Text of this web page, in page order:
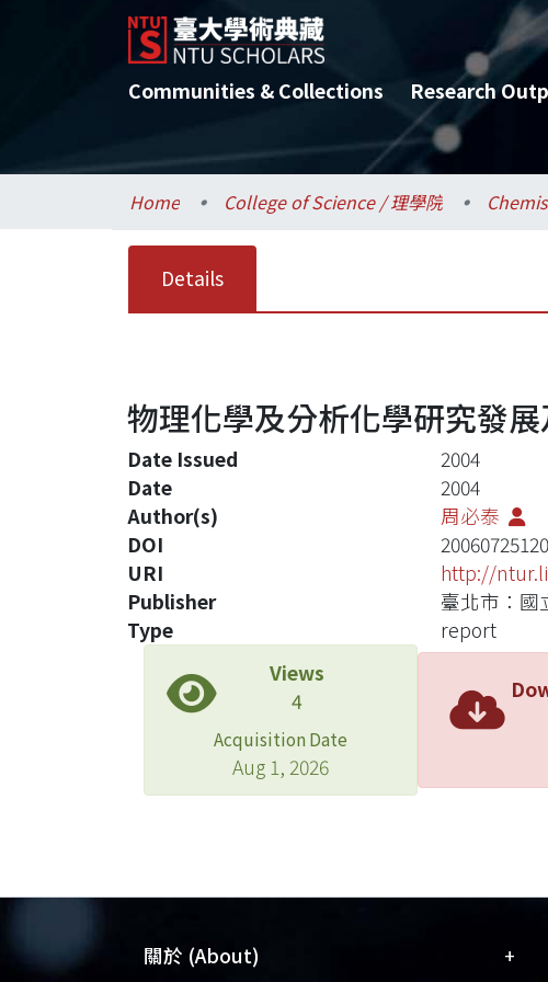
Communities & Collections Research
Home College of Science / 理學院
Details
物理化學及分析化學研究發
Date Issued
2004
Date
2004
Author(s)
周必泰
DOI
URI
http://
Publisher
臺北市：國
Type
report
Views
4
Acquisition Date
Aug 1, 2026
關於 (About) +